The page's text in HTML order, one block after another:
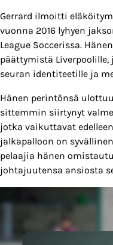
Gerrard ilmoitti
vuonna 2016 lyhyen
League Soccerissa.
päättymistä
seuran identiteetille ja
Hänen perintönsä
sittemmin siirtynyt
jotka vaikuttavat
jalkapalloon on
pelaajia hänen
johtajuutensa ansiosta